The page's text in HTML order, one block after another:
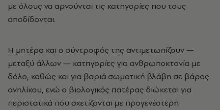
με όλους να αρνούνται τις κατηγορίες που τους
αποδίδονται.
Η μητέρα και ο σύντροφός της αντιμετωπίζουν —
μεταξύ άλλων — κατηγορίες για ανθρωποκτονία με
δόλο, καθώς και για βαριά σωματική βλάβη σε βάρος
ανηλίκου, ενώ ο βιολογικός πατέρας διώκεται για
περιστατικά που σχετίζονται με προγενέστερη